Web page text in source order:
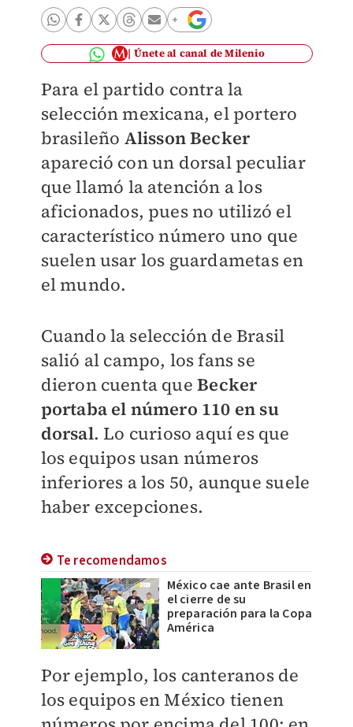
Únete al canal de Milenio
Para el partido contra la
selección mexicana, el portero
brasileño Alisson Becker
apareció con un dorsal peculiar
que llamó la atención a los
aficionados, pues no utilizó el
característico número uno que
suelen usar los guardametas en
el mundo.
Cuando la selección de Brasil
salió al campo, los fans se
dieron cuenta queBecker
portaba el número 110 en su
dorsal. Lo curioso aquí es que
los equipos usan números
inferiores a los 50, aunque suele
haber excepciones.
Te recomendamos
México cae ante Brasil en
el cierre de su
preparación para la Copa
América
Por ejemplo, los canteranos de
los equipos en México tienen